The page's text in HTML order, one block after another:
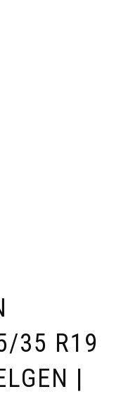
35 R19
|